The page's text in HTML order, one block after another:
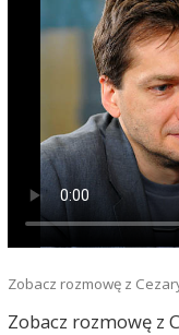
Zobacz rozmowę z
Zobacz rozmowę z